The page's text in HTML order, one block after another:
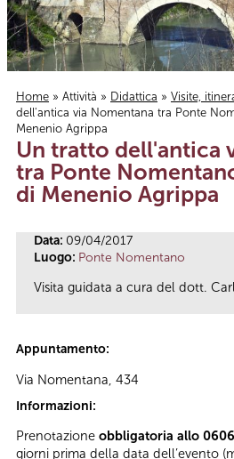
Tu sei qui
Home » Attività » Didattica » Visite,
dell'antica via Nomentana tra Ponte
Menenio Agrippa
Un tratto dell'antica
tra Ponte
di Menenio Agrippa
Data: 09/04/2017
Luogo: Ponte Nomentano
Visita guidata a cura del dott.
Appuntamento:
Via Nomentana, 434
Informazioni:
Prenotazione obbligatoria allo
giorni prima della data dell’evento